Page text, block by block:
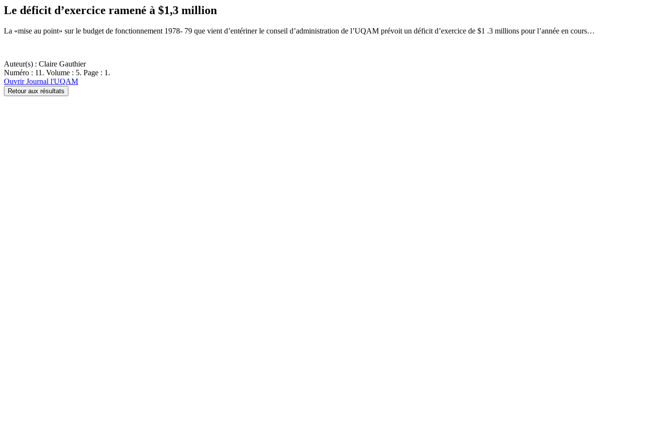
Le déficit d’exercice ramené à $1,3 million
La «mise au point» sur le budget de fonctionnement 1978- 79 que vient d’entériner le conseil d’administration de l’UQAM prévoit un déficit d’exercice de $1 .3 millions pour l’année en cours…
Auteur(s) : Claire Gauthier
Numéro : 11. Volume : 5. Page : 1.
Ouvrir Journal l'UQAM
Retour aux résultats